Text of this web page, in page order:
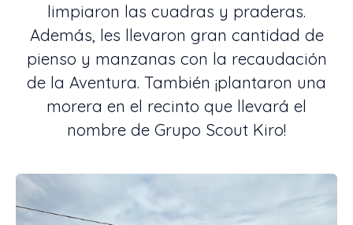
limpiaron las cuadras y praderas.
Además, les llevaron gran cantidad de
pienso y manzanas con la recaudación
de la Aventura. También ¡plantaron una
morera en el recinto que llevará el
nombre de Grupo Scout Kiro!